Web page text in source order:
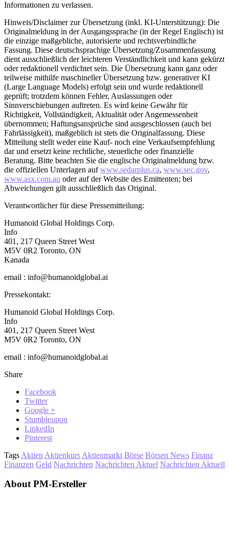
Informationen zu verlassen.
Hinweis/Disclaimer zur Übersetzung (inkl. KI-Unterstützung): Die
Originalmeldung in der Ausgangssprache (in der Regel Englisch) ist
die einzige maßgebliche, autorisierte und rechtsverbindliche
Fassung. Diese deutschsprachige Übersetzung/Zusammenfassung
dient ausschließlich der leichteren Verständlichkeit und kann gekürzt
oder redaktionell verdichtet sein. Die Übersetzung kann ganz oder
teilweise mithilfe maschineller Übersetzung bzw. generativer KI
(Large Language Models) erfolgt sein und wurde redaktionell
geprüft; trotzdem können Fehler, Auslassungen oder
Sinnverschiebungen auftreten. Es wird keine Gewähr für
Richtigkeit, Vollständigkeit, Aktualität oder Angemessenheit
übernommen; Haftungsansprüche sind ausgeschlossen (auch bei
Fahrlässigkeit), maßgeblich ist stets die Originalfassung. Diese
Mitteilung stellt weder eine Kauf- noch eine Verkaufsempfehlung
dar und ersetzt keine rechtliche, steuerliche oder finanzielle
Beratung. Bitte beachten Sie die englische Originalmeldung bzw.
die offiziellen Unterlagen aufwww.sedarplus.ca, www.sec.gov,
www.asx.com.au oder auf der Website des Emittenten; bei
Abweichungen gilt ausschließlich das Original.
Verantwortlicher für diese Pressemitteilung:
Humanoid Global Holdings Corp.
Info
401, 217 Queen Street West
M5V 0R2 Toronto, ON
Kanada
email : info@humanoidglobal.ai
Pressekontakt:
Humanoid Global Holdings Corp.
Info
401, 217 Queen Street West
M5V 0R2 Toronto, ON
email : info@humanoidglobal.ai
Share
Facebook
Twitter
Google +
Stumbleupon
LinkedIn
Pinterest
Tags Aktien Aktienkurs Aktienmarkt Börse Börsen News Finanz
Finanzen Geld Nachrichten Nachrichten Aktuel Nachrichten Aktuell
About PM-Ersteller